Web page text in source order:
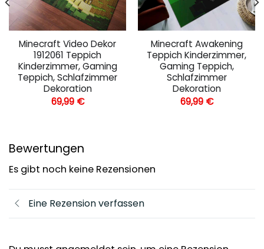
Minecraft Video Dekor
1912061 Teppich
Kinderzimmer, Gaming
Teppich, Schlafzimmer
Dekoration
69,99 €
Minecraft Awakening
Teppich Kinderzimmer,
Gaming Teppich,
Schlafzimmer
Dekoration
69,99 €
Bewertungen
Es gibt noch keine Rezensionen
Eine Rezension verfassen